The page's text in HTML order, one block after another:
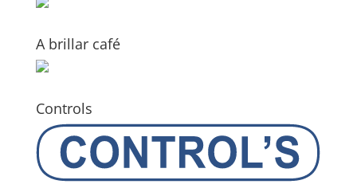
A brillar café
Controls